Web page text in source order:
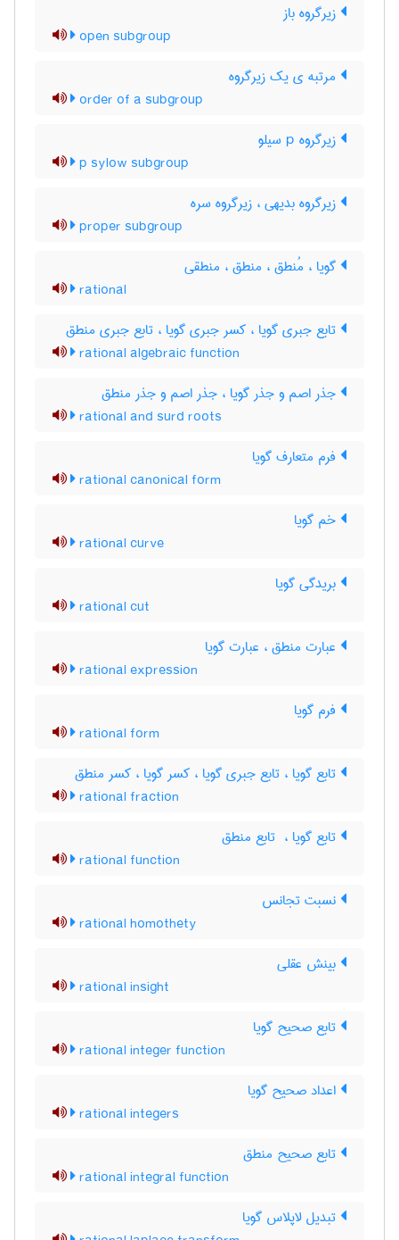
زیرگروه باز
open subgroup
مرتبه ی یک زیرگروه
order of a subgroup
زیرگروه p سیلو
p sylow subgroup
زیرگروه بدیهی ، زیرگروه سره
proper subgroup
گویا ، مُنطق ، منطق ، منطقی
rational
تابع جبری گویا ، کسر جبری گویا ، تابع جبری منطق
rational algebraic function
جذر اصم و جذر گویا ، جذر اصم و جذر منطق
rational and surd roots
فرم متعارف گویا
rational canonical form
خم گویا
rational curve
بریدگی گویا
rational cut
عبارت منطق ، عبارت گویا
rational expression
فرم گویا
rational form
تابع گویا ، تابع جبری گویا ، کسر گویا ، کسر منطق
rational fraction
تابع گویا ، ‌ تابع منطق
rational function
نسبت تجانس
rational homothety
بینش عقلی
rational insight
تابع صحیح گویا
rational integer function
اعداد صحیح گویا
rational integers
تابع صحیح منطق
rational integral function
تبدیل لاپلاس گویا